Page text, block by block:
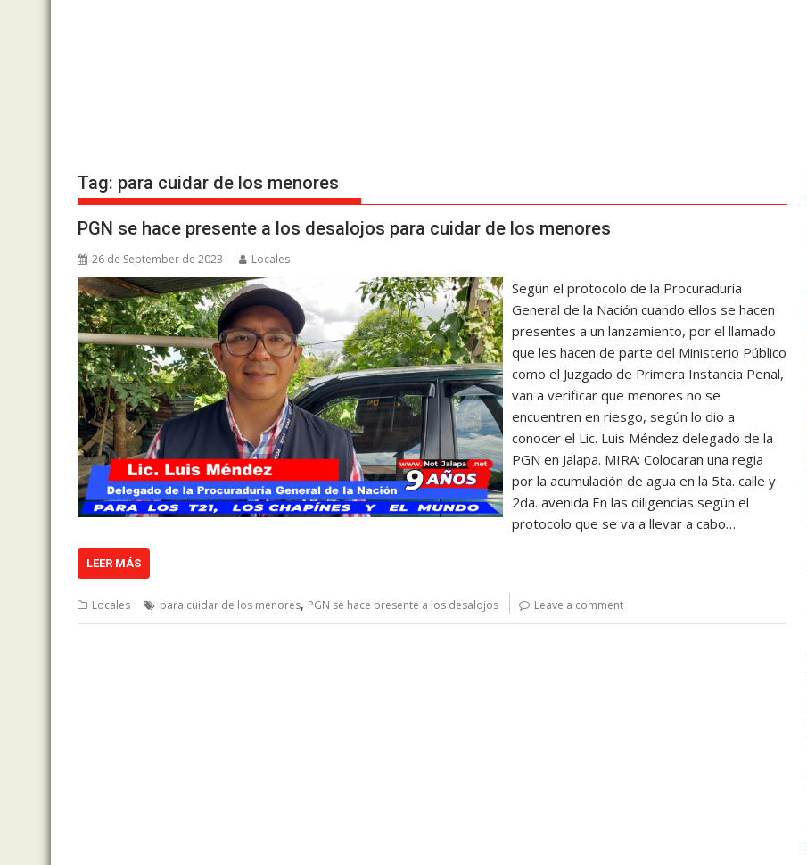
Tag: para cuidar de los menores
PGN se hace presente a los desalojos para cuidar de los menores
26 de September de 2023 Locales
Según el protocolo de la Procuraduría
General de la Nación cuando ellos se hacen
presentes a un lanzamiento, por el llamado
que les hacen de parte del Ministerio Público
como el Juzgado de Primera Instancia Penal,
van a verificar que menores no se
encuentren en riesgo, según lo dio a
conocer el Lic. Luis Méndez delegado de la
PGN en Jalapa. MIRA: Colocaran una regia
por la acumulación de agua en la 5ta. calle y
2da. avenida En las diligencias según el
protocolo que se va a llevar a cabo…
LEER MÁS
Locales para cuidar de los menores, PGN se hace presente a los desalojos Leave a comment